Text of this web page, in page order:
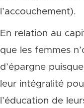
l’accouchement).
En relation au
que les femmes
d’épargne
leur intégralité
l’éducation de